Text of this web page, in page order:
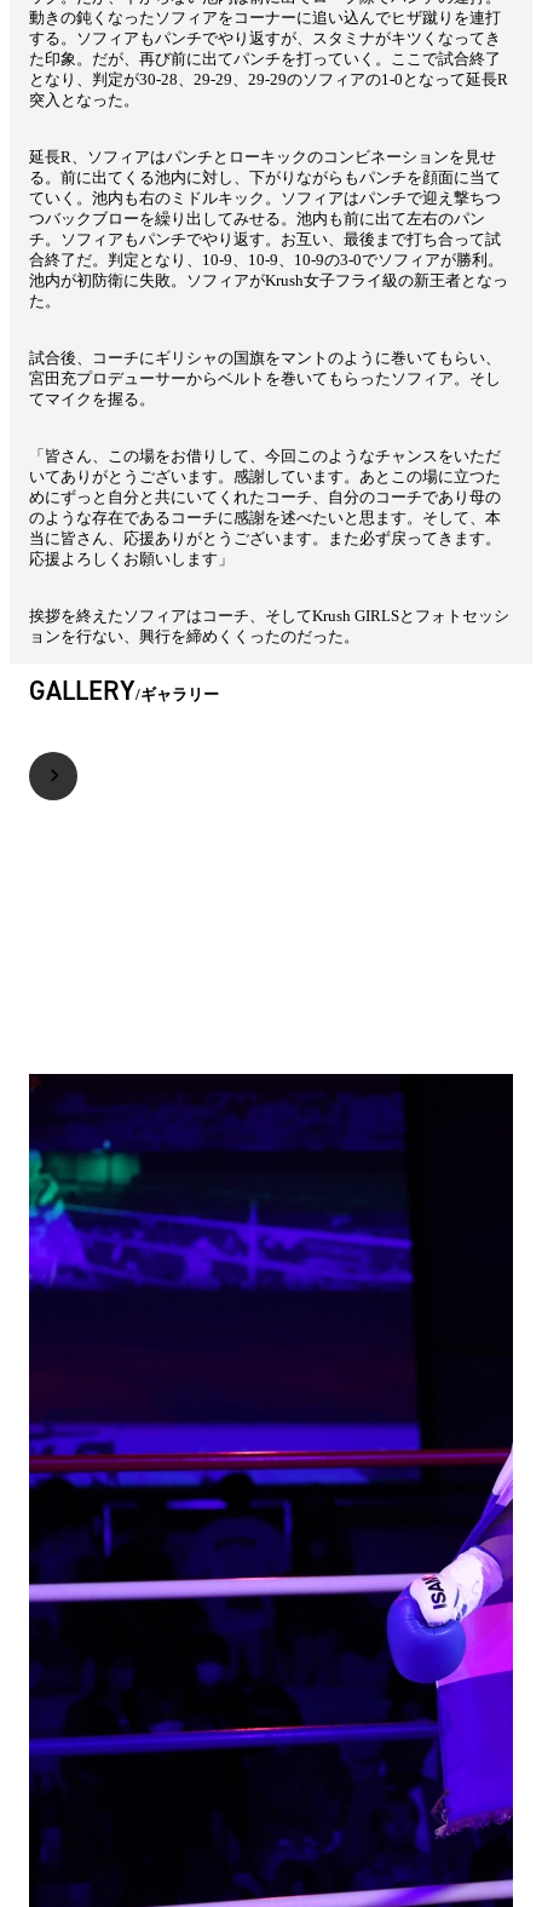
動きの鈍くなったソフィアをコーナーに追い込んでヒザ蹴りを連打
する。ソフィアもパンチでやり返すが、スタミナがキツくなってき
た印象。だが、再び前に出てパンチを打っていく。ここで試合終了
となり、判定が30-28、29-29、29-29のソフィアの1-0となって延長R
突入となった。
延長R、ソフィアはパンチとローキックのコンビネーションを見せ
る。前に出てくる池内に対し、下がりながらもパンチを顔面に当て
ていく。池内も右のミドルキック。ソフィアはパンチで迎え撃ちつ
つバックブローを繰り出してみせる。池内も前に出て左右のパン
チ。ソフィアもパンチでやり返す。お互い、最後まで打ち合って試
合終了だ。判定となり、10-9、10-9、10-9の3-0でソフィアが勝利。
池内が初防衛に失敗。ソフィアがKrush女子フライ級の新王者となっ
た。
試合後、コーチにギリシャの国旗をマントのように巻いてもらい、
宮田充プロデューサーからベルトを巻いてもらったソフィア。そし
てマイクを握る。
「皆さん、この場をお借りして、今回このようなチャンスをいただ
いてありがとうございます。感謝しています。あとこの場に立つた
めにずっと自分と共にいてくれたコーチ、自分のコーチであり母の
のような存在であるコーチに感謝を述べたいと思ます。そして、本
当に皆さん、応援ありがとうございます。また必ず戻ってきます。
応援よろしくお願いします」
挨拶を終えたソフィアはコーチ、そしてKrush GIRLSとフォトセッシ
ョンを行ない、興行を締めくくったのだった。
GALLERY ギャラリー